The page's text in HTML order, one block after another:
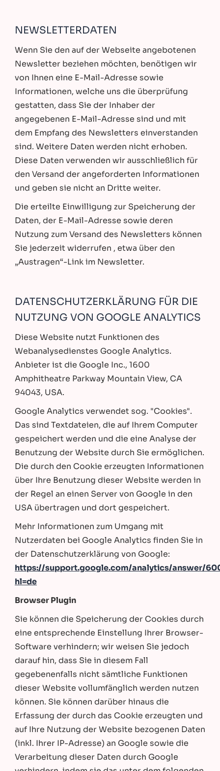
NEWSLETTERDATEN
Wenn Sie den auf der Webseite angebotenen
Newsletter beziehen möchten, benötigen wir
von Ihnen eine E-Mail-Adresse sowie
Informationen, welche uns die überprüfung
gestatten, dass Sie der Inhaber der
angegebenen E-Mail-Adresse sind und mit
dem Empfang des Newsletters einverstanden
sind. Weitere Daten werden nicht erhoben.
Diese Daten verwenden wir ausschließlich für
den Versand der angeforderten Informationen
und geben sie nicht an Dritte weiter.
Die erteilte Einwilligung zur Speicherung der
Daten, der E-Mail-Adresse sowie deren
Nutzung zum Versand des Newsletters können
Sie jederzeit widerrufen , etwa über den
„Austragen“-Link im Newsletter.
DATENSCHUTZERKLÄRUNG FÜR DIE
NUTZUNG VON GOOGLE ANALYTICS
Diese Website nutzt Funktionen des
Webanalysedienstes Google Analytics.
Anbieter ist die Google Inc., 1600
Amphitheatre Parkway Mountain View, CA
94043, USA.
Google Analytics verwendet sog. "Cookies".
Das sind Textdateien, die auf Ihrem Computer
gespeichert werden und die eine Analyse der
Benutzung der Website durch Sie ermöglichen.
Die durch den Cookie erzeugten Informationen
über Ihre Benutzung dieser Website werden in
der Regel an einen Server von Google in den
USA übertragen und dort gespeichert.
Mehr Informationen zum Umgang mit
Nutzerdaten bei Google Analytics finden Sie in
der Datenschutzerklärung von Google:
https://support.google.com/analytics/answer/
hl=de
Browser Plugin
Sie können die Speicherung der Cookies durch
eine entsprechende Einstellung Ihrer Browser-
Software verhindern; wir weisen Sie jedoch
darauf hin, dass Sie in diesem Fall
gegebenenfalls nicht sämtliche Funktionen
dieser Website vollumfänglich werden nutzen
können. Sie können darüber hinaus die
Erfassung der durch das Cookie erzeugten und
auf Ihre Nutzung der Website bezogenen Daten
(inkl. Ihrer IP-Adresse) an Google sowie die
Verarbeitung dieser Daten durch Google